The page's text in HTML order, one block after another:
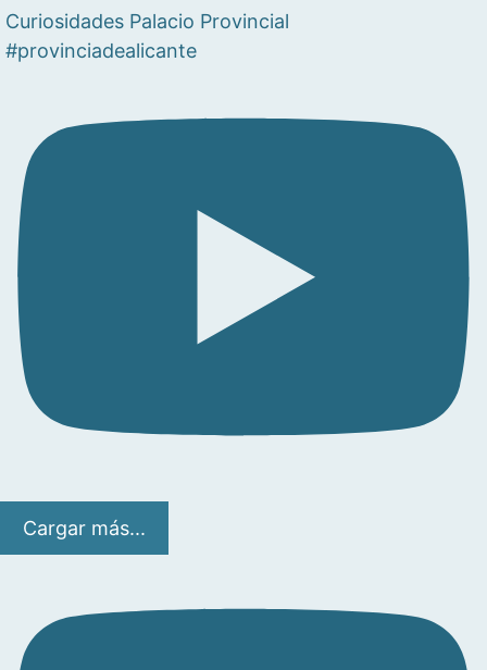
Curiosidades Palacio Provincial
#provinciadealicante
Cargar más...